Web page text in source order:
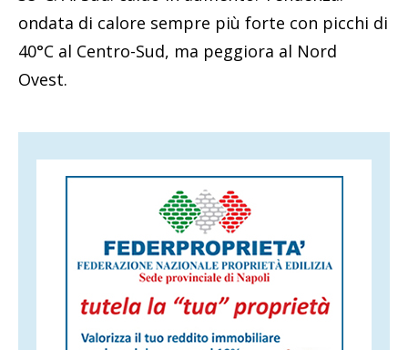
ondata di calore sempre più forte con picchi di
40°C al Centro-Sud, ma peggiora al Nord
Ovest.